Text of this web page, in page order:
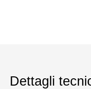
Dettagli